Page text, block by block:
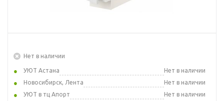
Нет в наличии
УЮТ Астана
Нет в наличии
Новосибирск, Лента
Нет в наличии
УЮТ в тц Апорт
Нет в наличии